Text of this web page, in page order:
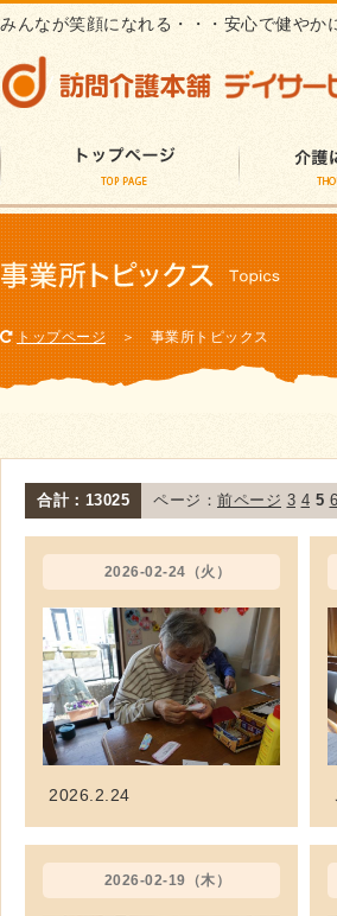
みんなが笑顔になれる・・・安心で健やか
トップページ＞ 事業所トピックス
合計：13025 ページ： 前ページ 3 4 5 6
2026-02-24（火）
2026.2.24
2026-02-19（木）